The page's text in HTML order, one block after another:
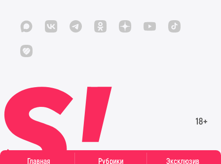
Главная Рубрики Эксклюзив